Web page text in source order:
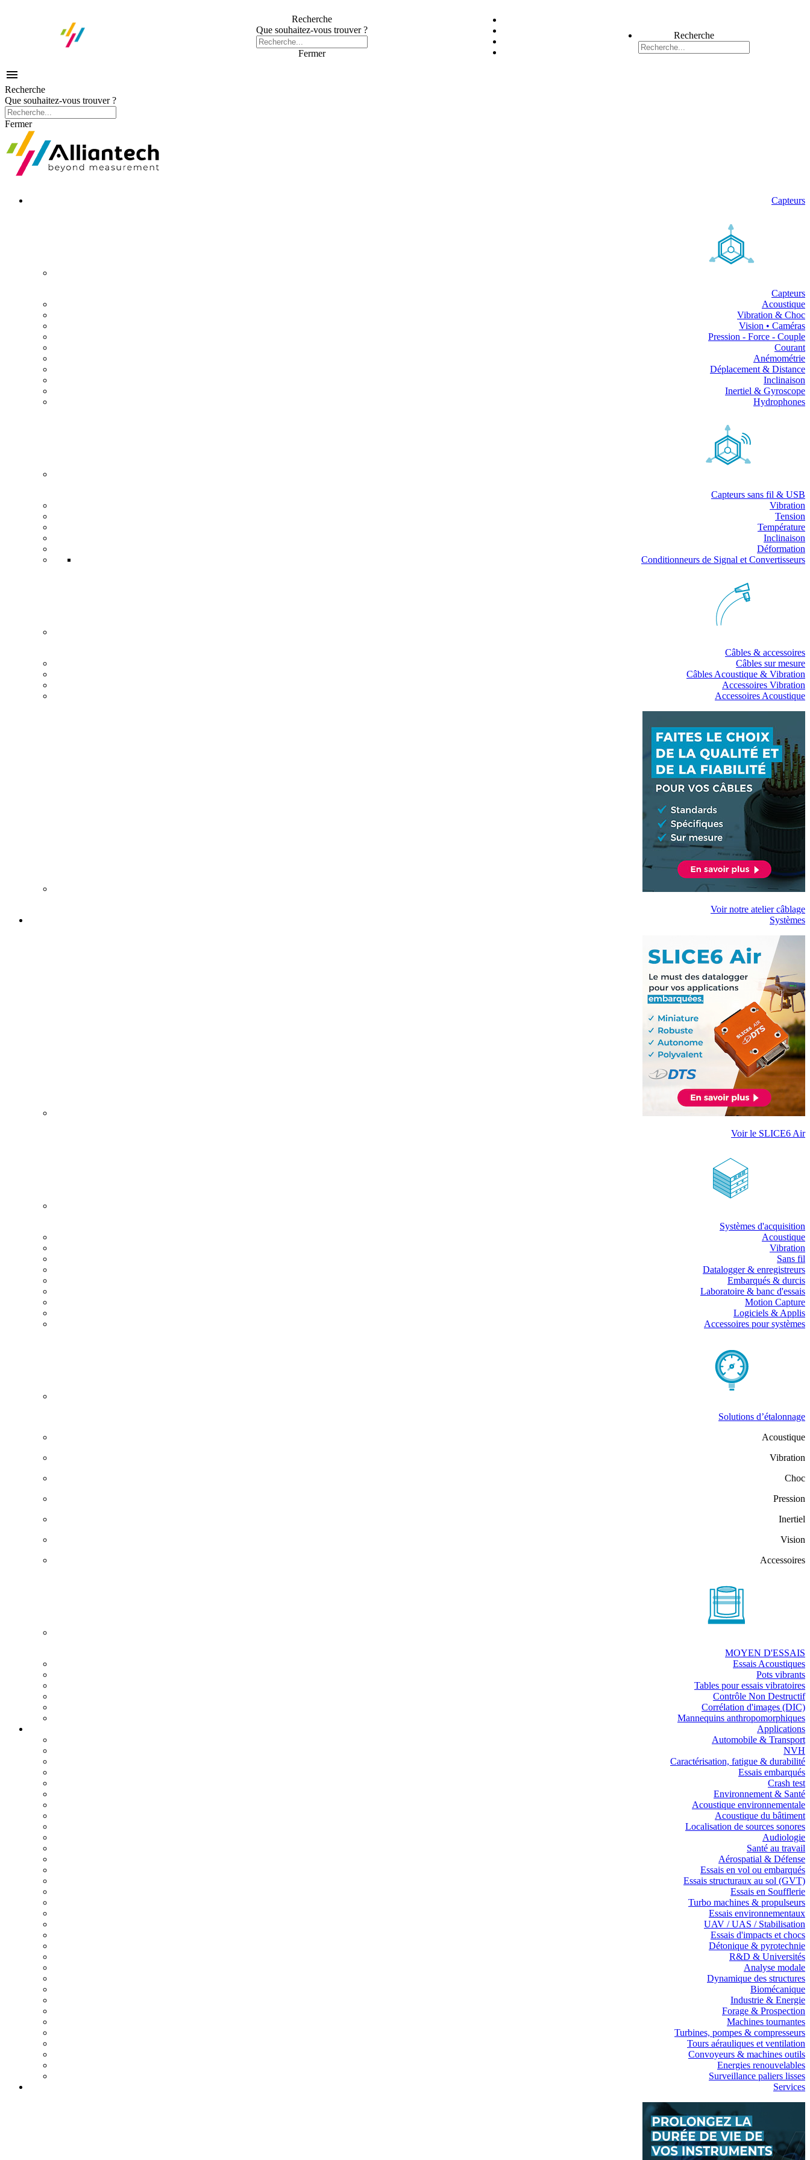
Recherche
Que souhaitez-vous trouver ?
Fermer
Recherche

Recherche
Que souhaitez-vous trouver ?
Fermer
Capteurs
Capteurs
Acoustique
Vibration & Choc
Vision • Caméras
Pression - Force - Couple
Courant
Anémométrie
Déplacement & Distance
Inclinaison
Inertiel & Gyroscope
Hydrophones
Capteurs sans fil & USB
Vibration
Tension
Température
Inclinaison
Déformation
Conditionneurs de Signal et Convertisseurs
Câbles & accessoires
Câbles sur mesure
Câbles Acoustique & Vibration
Accessoires Vibration
Accessoires Acoustique
Voir notre atelier câblage
Systèmes
Voir le SLICE6 Air
Systèmes d'acquisition
Acoustique
Vibration
Sans fil
Datalogger & enregistreurs
Embarqués & durcis
Laboratoire & banc d'essais
Motion Capture
Logiciels & Applis
Accessoires pour systèmes
Solutions d’étalonnage
Acoustique
Vibration
Choc
Pression
Inertiel
Vision
Accessoires
MOYEN D'ESSAIS
Essais Acoustiques
Pots vibrants
Tables pour essais vibratoires
Contrôle Non Destructif
Corrélation d'images (DIC)
Mannequins anthropomorphiques
Applications
Automobile & Transport
NVH
Caractérisation, fatigue & durabilité
Essais embarqués
Crash test
Environnement & Santé
Acoustique environnementale
Acoustique du bâtiment
Localisation de sources sonores
Audiologie
Santé au travail
Aérospatial & Défense
Essais en vol ou embarqués
Essais structuraux au sol (GVT)
Essais en Soufflerie
Turbo machines & propulseurs
Essais environnementaux
UAV / UAS / Stabilisation
Essais d'impacts et chocs
Détonique & pyrotechnie
R&D & Universités
Analyse modale
Dynamique des structures
Biomécanique
Industrie & Energie
Forage & Prospection
Machines tournantes
Turbines, pompes & compresseurs
Tours aérauliques et ventilation
Convoyeurs & machines outils
Energies renouvelables
Surveillance paliers lisses
Services